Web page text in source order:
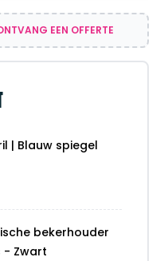
EEN OFFERTE
| Blauw spiegel
bekerhouder
- Zwart